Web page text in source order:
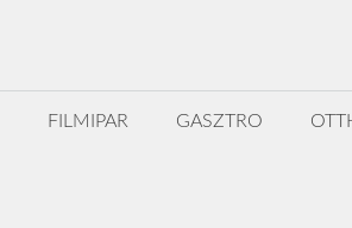
FILMIPAR GASZTRO